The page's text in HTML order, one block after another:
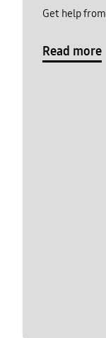
Get help
Read more